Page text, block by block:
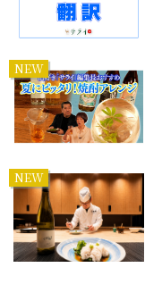
NEW
NEW